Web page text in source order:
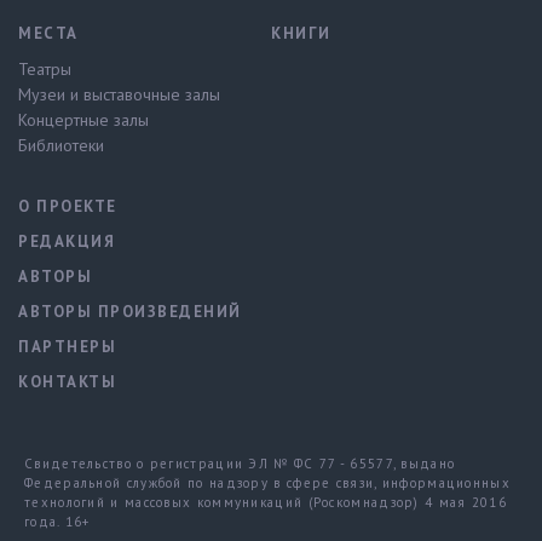
МЕСТА
Театры
Музеи и выставочные залы
Концертные залы
Библиотеки
КНИГИ
О ПРОЕКТЕ
РЕДАКЦИЯ
АВТОРЫ
АВТОРЫ ПРОИЗВЕДЕНИЙ
ПАРТНЕРЫ
КОНТАКТЫ
Свидетельство о регистрации ЭЛ № ФС 77 - 65577, выдано
Федеральной службой по надзору в сфере связи, информационных
технологий и массовых коммуникаций (Роскомнадзор) 4 мая 2016
года. 16+